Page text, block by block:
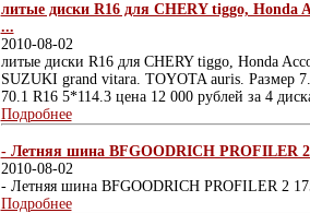
литые диски R16 для CHERY tiggo, Honda
...
2010-08-02
литые диски R16 для CHERY tiggo, Honda
SUZUKI grand vitara. TOYOTA auris. Размер
70.1 R16 5*114.3 цена 12 000 рублей за 4
Подробнее
- Летняя шина BFGOODRICH PROFILER 2
2010-08-02
- Летняя шина BFGOODRICH PROFILER 2
Подробнее